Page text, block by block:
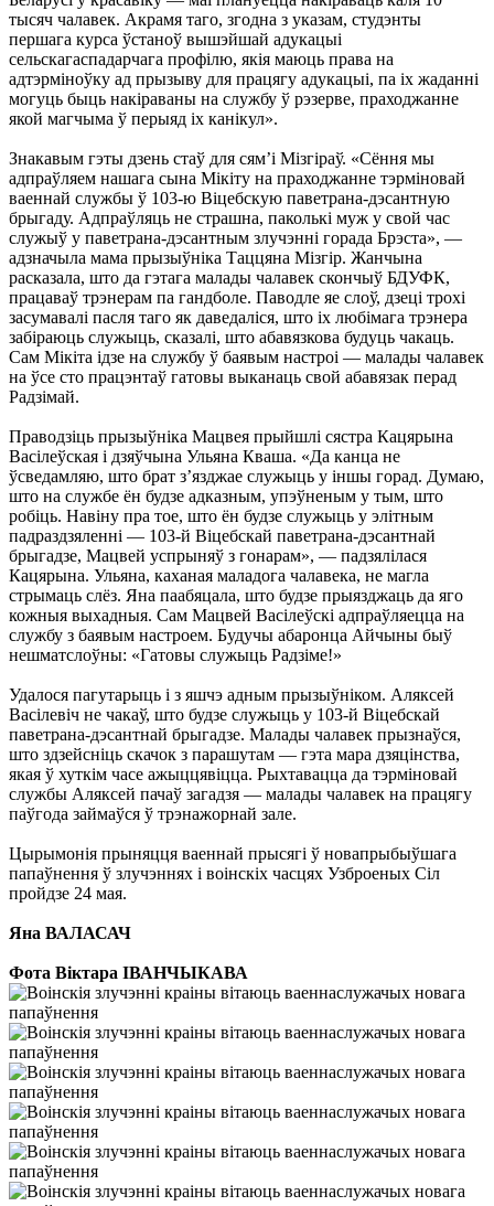
тысяч чалавек. Акрамя таго, згодна з указам, студэнты
першага курса ўстаноў вышэйшай адукацыi
сельскагаспадарчага профiлю, якiя маюць права на
адтэрмiноўку ад прызыву для працягу адукацыi, па iх жаданнi
могуць быць накiраваны на службу ў рэзерве, праходжанне
якой магчыма ў перыяд iх канiкул».
Знакавым гэты дзень стаў для сям’i Мiзгiраў. «Сёння мы
адпраўляем нашага сына Мiкiту на праходжанне тэрмiновай
ваеннай службы ў 103-ю Вiцебскую паветрана-дэсантную
брыгаду. Адпраўляць не страшна, паколькi муж у свой час
служыў у паветрана-дэсантным злучэннi горада Брэста», —
адзначыла мама прызыўнiка Таццяна Мiзгiр. Жанчына
расказала, што да гэтага малады чалавек скончыў БДУФК,
працаваў трэнерам па гандболе. Паводле яе слоў, дзецi трохi
засумавалi пасля таго як даведалiся, што iх любiмага трэнера
забiраюць служыць, сказалi, што абавязкова будуць чакаць.
Сам Мiкiта iдзе на службу ў баявым настроi — малады чалавек
на ўсе сто працэнтаў гатовы выканаць свой абавязак перад
Радзiмай.
Праводзiць прызыўнiка Мацвея прыйшлi сястра Кацярына
Васiлеўская i дзяўчына Ульяна Кваша. «Да канца не
ўсведамляю, што брат з’язджае служыць у iншы горад. Думаю,
што на службе ён будзе адказным, упэўненым у тым, што
робiць. Навiну пра тое, што ён будзе служыць у элiтным
падраздзяленнi — 103-й Вiцебскай паветрана-дэсантнай
брыгадзе, Мацвей успрыняў з гонарам», — падзялiлася
Кацярына. Ульяна, каханая маладога чалавека, не магла
стрымаць слёз. Яна паабяцала, што будзе прыязджаць да яго
кожныя выхадныя. Сам Мацвей Васiлеўскi адпраўляецца на
службу з баявым настроем. Будучы абаронца Айчыны быў
нешматслоўны: «Гатовы служыць Радзiме!»
Удалося пагутарыць i з яшчэ адным прызыўнiком. Аляксей
Васiлевiч не чакаў, што будзе служыць у 103-й Вiцебскай
паветрана-дэсантнай брыгадзе. Малады чалавек прызнаўся,
што здзейснiць скачок з парашутам — гэта мара дзяцiнства,
якая ў хуткiм часе ажыццявiцца. Рыхтавацца да тэрмiновай
службы Аляксей пачаў загадзя — малады чалавек на працягу
паўгода займаўся ў трэнажорнай зале.
Цырымонiя прыняцця ваеннай прысягi ў новапрыбыўшага
папаўнення ў злучэннях i воiнскiх часцях Узброеных Сiл
пройдзе 24 мая.
Яна ВАЛАСАЧ
Фота Вiктара IВАНЧЫКАВА